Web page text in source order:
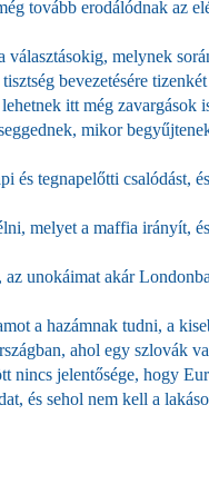
tovább erodálódnak az
melynek
bevezetésére
itt még zavargások
mikor
tegnapelőtti csalódást,
melyet a maffia irányít,
unokáimat akár
a hazámnak tudni, a
ahol egy szlovák
jelentősége, hogy
és sehol nem kell a